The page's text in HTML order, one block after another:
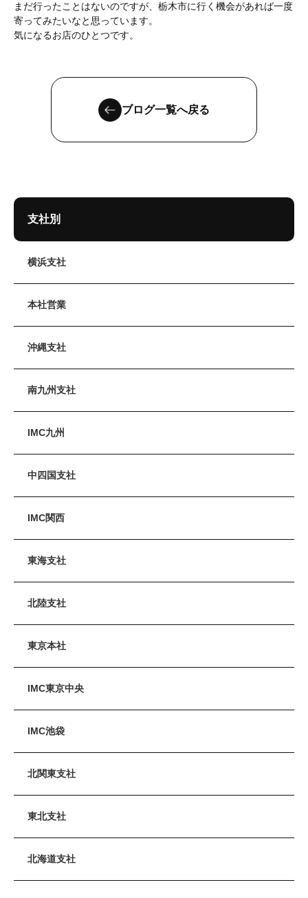
まだ行ったことはないのですが、栃木市に行く機会があれば一度
寄ってみたいなと思っています。
気になるお店のひとつです。
ブログ一覧へ戻る
支社別
横浜支社
本社営業
沖縄支社
南九州支社
IMC九州
中四国支社
IMC関西
東海支社
北陸支社
東京本社
IMC東京中央
IMC池袋
北関東支社
東北支社
北海道支社